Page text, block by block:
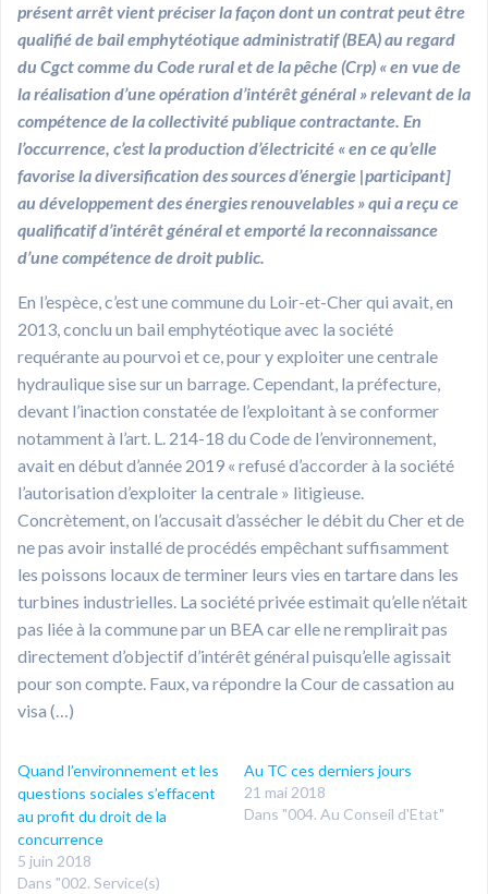
présent arrêt vient préciser la façon dont un contrat peut être
qualifié de bail emphytéotique administratif (BEA) au regard
du Cgct comme du Code rural et de la pêche (Crp) « en vue de
la réalisation d’une opération d’intérêt général » relevant de la
compétence de la collectivité publique contractante. En
l’occurrence, c’est la production d’électricité « en ce qu’elle
favorise la diversification des sources d’énergie |participant]
au développement des énergies renouvelables » qui a reçu ce
qualificatif d’intérêt général et emporté la reconnaissance
d’une compétence de droit public.
En l’espèce, c’est une commune du Loir-et-Cher qui avait, en
2013, conclu un bail emphytéotique avec la société
requérante au pourvoi et ce, pour y exploiter une centrale
hydraulique sise sur un barrage. Cependant, la préfecture,
devant l’inaction constatée de l’exploitant à se conformer
notamment à l’art. L. 214-18 du Code de l’environnement,
avait en début d’année 2019 « refusé d’accorder à la société
l’autorisation d’exploiter la centrale » litigieuse.
Concrètement, on l’accusait d’assécher le débit du Cher et de
ne pas avoir installé de procédés empêchant suffisamment
les poissons locaux de terminer leurs vies en tartare dans les
turbines industrielles. La société privée estimait qu’elle n’était
pas liée à la commune par un BEA car elle ne remplirait pas
directement d’objectif d’intérêt général puisqu’elle agissait
pour son compte. Faux, va répondre la Cour de cassation au
visa (…)
Quand l’environnement et les
questions sociales s’effacent
au profit du droit de la
concurrence
5 juin 2018
Dans "002. Service(s)
Au TC ces derniers jours
21 mai 2018
Dans "004. Au Conseil d'Etat"